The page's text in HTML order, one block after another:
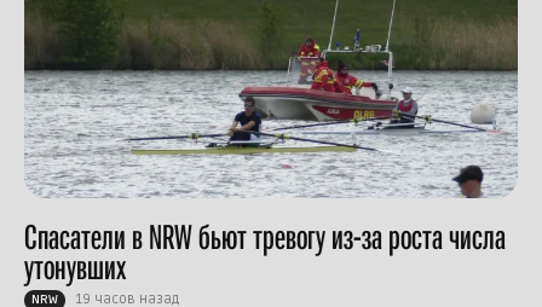
Спасатели в NRW бьют тревогу из-за роста числа
утонувших
NRW 19 часов назад